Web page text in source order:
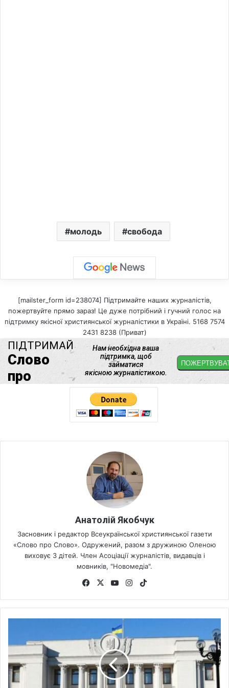
молодь свобода
[mailster_form id=238074] Підтримайте наших журналістів,
пожертвуйте прямо зараз! Це дуже потрібний і гучний голос на
підтримку якісної християнської журналістики в Україні. 5168 7574
2431 8238 (Приват)
Анатолій Якобчук
Засновник і редактор Всеукраїнської християнської газети
«Слово про Слово». Одружений, разом з дружиною Оленою
виховує 3 дітей. Член Асоціації журналістів, видавців і
мовників, "Новомедіа".
Fa
bo
ok
X
Yo
ub
e
Ins
ra
m
k
л
і
г